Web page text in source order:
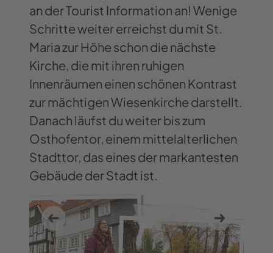
an der Tourist Information an! Wenige
Schritte weiter erreichst du mit St.
Maria zur Höhe schon die nächste
Kirche, die mit ihren ruhigen
Innenräumen einen schönen Kontrast
zur mächtigen Wiesenkirche darstellt.
Danach läufst du weiter bis zum
Osthofentor, einem mittelalterlichen
Stadttor, das eines der markantesten
Gebäude der Stadt ist.